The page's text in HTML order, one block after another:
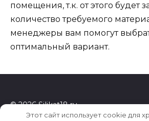
помещения, т.к. от этого будет
количество требуемого
менеджеры вам помогут
оптимальный вариант.
© 2026 Silikat18.ru
Этот сайт использует cookie для